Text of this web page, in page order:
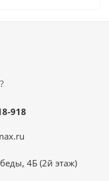
918
4Б (2й этаж)